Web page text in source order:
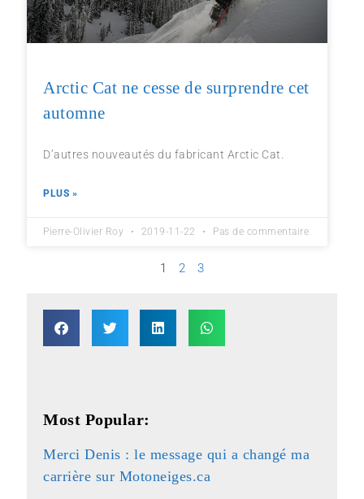
Arctic Cat ne cesse de surprendre cet
automne
D’autres nouveautés du fabricant Arctic Cat.
PLUS »
Pierre-Olivier Roy 2019-11-22 Pas de commentaire
1 2 3
Most Popular:
Merci Denis : le message qui a changé ma
carrière sur Motoneiges.ca